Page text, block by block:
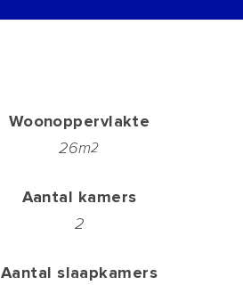
Woonoppervlakte
26m2
Aantal kamers
2
Aantal slaapkamers